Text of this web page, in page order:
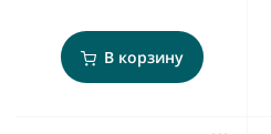
В корзину